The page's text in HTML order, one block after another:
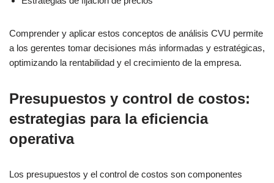
Comprender y aplicar estos conceptos de análisis CVU permite
a los gerentes tomar decisiones más informadas y estratégicas,
optimizando la rentabilidad y el crecimiento de la empresa.
Presupuestos y control de costos:
estrategias para la eficiencia
operativa
Los presupuestos y el control de costos son componentes